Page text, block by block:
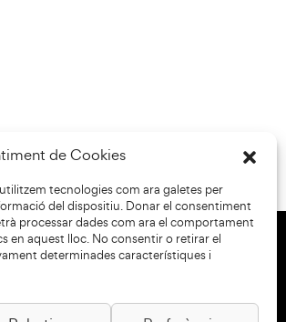
de Cookies
tecnologies com ara galetes per
del dispositiu. Donar el consentiment
processar dades com ara el comportament
en aquest lloc. No consentir o retirar el
determinades característiques i
Col·laboradors: